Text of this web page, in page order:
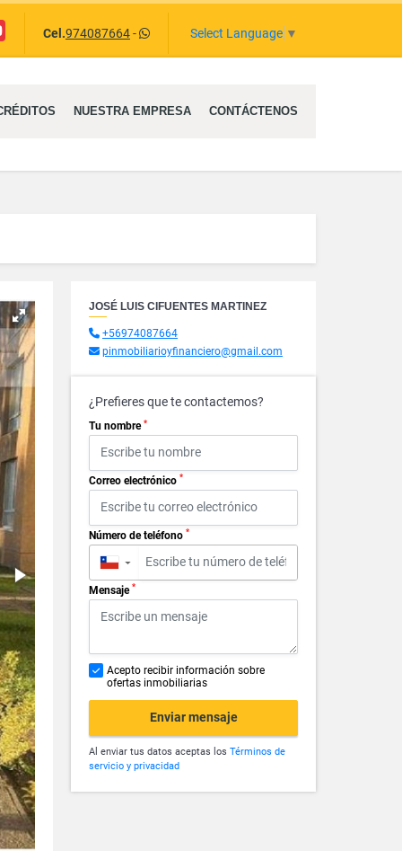
Cel.974087664- Select Language ▼
NUESTRA EMPRESA CONTÁCTENOS
JOSÉ LUIS CIFUENTES MARTINEZ
+56974087664
pinmobiliarioyfinanciero@gmail.com
¿Prefieres que te contactemos?
Tu nombre *
Correo electrónico *
Número de teléfono *
▼
Mensaje *
Acepto recibir información sobre
ofertas inmobiliarias
Enviar mensaje
Al enviar tus datos aceptas los Términos de
servicio y privacidad